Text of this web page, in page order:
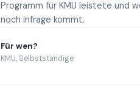
Programm für KMU leistete und
noch infrage kommt.
Für wen?
KMU, Selbstständige